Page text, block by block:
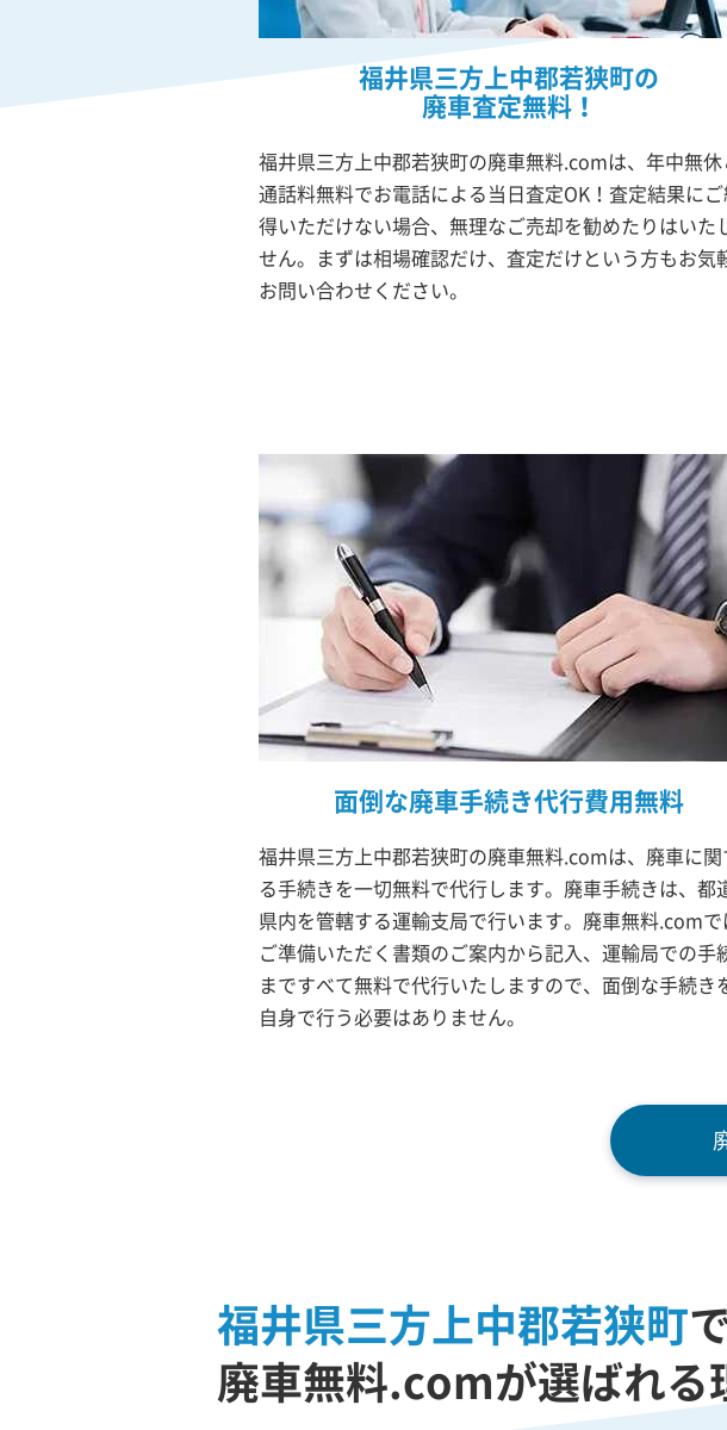
福井県三方上中郡若狭町の
廃車査定無料！
福井県三方上中郡若狭町の廃車無料.comは、年中無休
通話料無料でお電話による当日査定OK！査定結果に
得いただけない場合、無理なご売却を勧めたりはいた
せん。まずは相場確認だけ、査定だけという方もお気
お問い合わせください。
面倒な廃車手続き代行費用無料
福井県三方上中郡若狭町の廃車無料.comは、廃車に関
る手続きを一切無料で代行します。廃車手続きは、都
県内を管轄する運輸支局で行います。廃車無料.comで
ご準備いただく書類のご案内から記入、運輸局での手
まですべて無料で代行いたしますので、面倒な手続き
自身で行う必要はありません。
福井県三方上中郡若狭町
廃車無料.comが選ばれる